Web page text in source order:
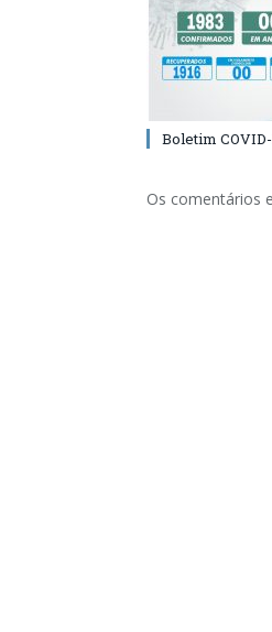
Boletim
Os comentários